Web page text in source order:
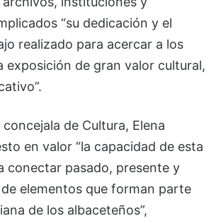
“su dedicación y el
realizado para acercar a los
exposición de gran valor cultural,
de Cultura, Elena
en valor “la capacidad de esta
conectar pasado, presente y
elementos que forman parte
de los albaceteños”,